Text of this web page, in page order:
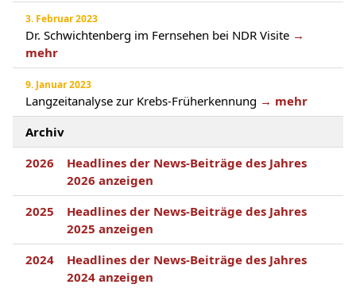
3. Februar 2023
Dr. Schwichtenberg im Fernsehen bei NDR Visite →
mehr
9. Januar 2023
Langzeitanalyse zur Krebs-Früherkennung → mehr
Archiv
2026
Headlines der News-Beiträge des Jahres
2026 anzeigen
2025
Headlines der News-Beiträge des Jahres
2025 anzeigen
2024
Headlines der News-Beiträge des Jahres
2024 anzeigen